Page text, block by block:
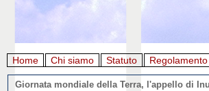
Home Chi siamo Statuto Regolamento
Giornata mondiale della Terra, l'appello di